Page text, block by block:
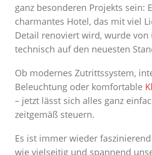
ganz besonderen Projekts sein:
charmantes Hotel, das mit viel
Detail renoviert wird, wurde von
technisch auf den neuesten
Ob modernes Zutrittssystem,
Beleuchtung oder komfortable
– jetzt lässt sich alles ganz
zeitgemäß steuern.
Es ist immer wieder
wie vielseitig und spannend